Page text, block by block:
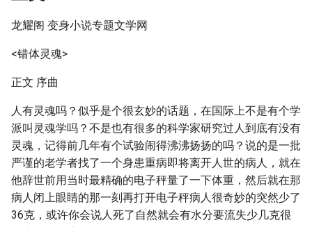
龙耀阁 变身小说专题文学网
<错体灵魂>
正文 序曲
人有灵魂吗？似乎是个很玄妙的话题，在国际上不是有个学
派叫灵魂学吗？不是也有很多的科学家研究过人到底有没有
灵魂，记得前几年有个试验闹得沸沸扬扬的吗？说的是一批
严谨的老学者找了一个身患重病即将离开人世的病人，就在
他辞世前用当时最精确的电子秤量了一下体重，然后就在那
病人闭上眼睛的那一刻再打开电子秤病人很奇妙的突然少了
36克，或许你会说人死了自然就会有水分要流失少几克很